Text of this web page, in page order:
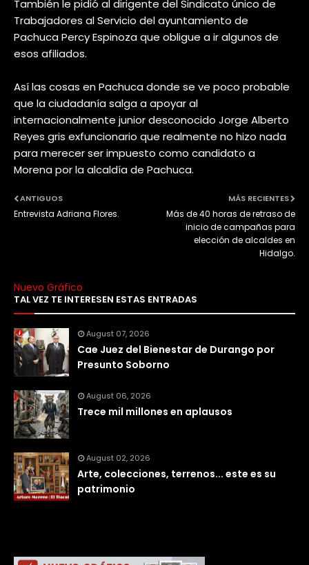
También le pidió al dirigente del Sindicato único de
Trabajadores al Servicio del ayuntamiento de
Pachuca Percy Espinoza que obligue a ir algunos de
esos afiliados.
Así las cosas en Pachuca donde se ve poco probable
que la ciudadanía salga a apoyar al
internacionalmente junior desconocido Jorge Alberto
Reyes gris exfuncionario que realmente no hizo nada
para merecer ser impuesto como candidato a
Morena por la alcaldía de Pachuca.
MÁS RECIENTES
Más de 40 horas de retraso de
inicio de campañas para
elección de alcaldes en
Hidalgo.
ANTIGUOS
Entrevista Adriana Flores.
Nuevo Gráfico
TAL VEZ TE INTERESEN ESTAS ENTRADAS
August 07, 2026
Cae Juez del Bienestar de Durango por
Presunto Soborno
August 06, 2026
Trece mil millones en aplausos
August 02, 2026
Arte, colecciones, terrenos... este es su
patrimonio